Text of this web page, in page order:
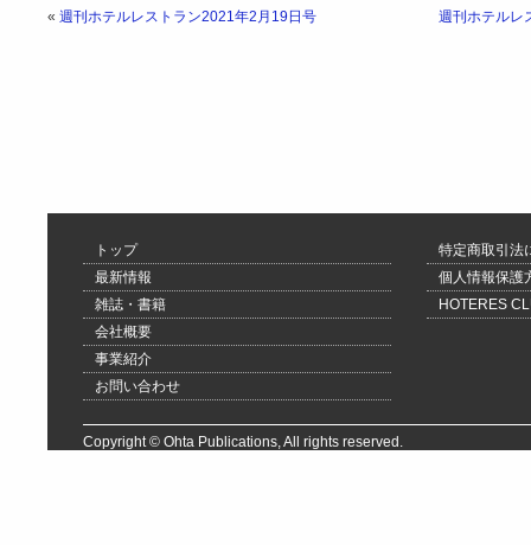
« 週刊ホテルレストラン2021年2月19日号 週刊ホテルレ
トップ
最新情報
雑誌・書籍
会社概要
事業紹介
お問い合わせ
特定商取引法
個人情報保護
HOTERES
Copyright © Ohta Publications, All rights reserved.